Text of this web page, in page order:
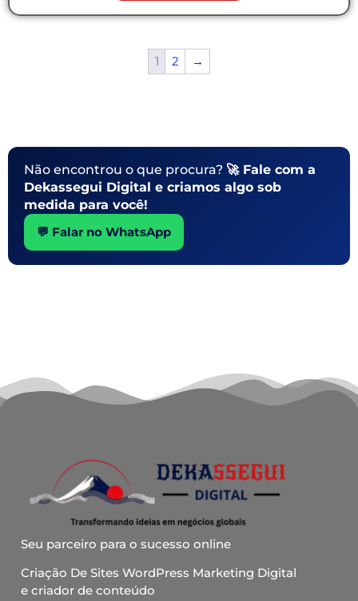
1 2 →
Não encontrou o que procura? 🚀 Fale com a
Dekassegui Digital e criamos algo sob
medida para você!
💬 Falar no WhatsApp
Seu parceiro para o sucesso online
Criação De Sites WordPress Marketing Digital
e criador de conteúdo